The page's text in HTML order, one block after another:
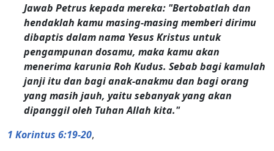
Jawab Petrus kepada mereka: "Bertobatlah dan
hendaklah kamu masing-masing memberi dirimu
dibaptis dalam nama Yesus Kristus untuk
pengampunan dosamu, maka kamu akan
menerima karunia Roh Kudus. Sebab bagi kamulah
janji itu dan bagi anak-anakmu dan bagi orang
yang masih jauh, yaitu sebanyak yang akan
dipanggil oleh Tuhan Allah kita."
1 Korintus 6:19-20,